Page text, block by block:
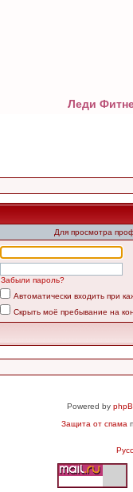
Леди
Для просмотра
Забыли пароль?
Автоматически входить при
Скрыть моё пребывание на
Powered by
Защита от спама